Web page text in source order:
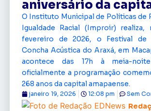
aniversário da
O Instituto Municipal de Políticas de
Igualdade Racial (Improir)
fevereiro de 2026, o Festival de
Concha Acústica do Araxá, em
acontece das 17h à meia-
oficialmente a programação
268 anos da capital amapaense.
janeiro 19, 2026 12:08 pm Sem